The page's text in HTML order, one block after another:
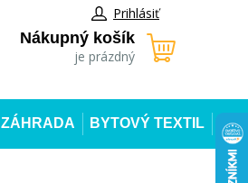
Prihlásiť
Nákupný košík
je prázdný
ZÁHRADA BYTOVÝ TEXTIL